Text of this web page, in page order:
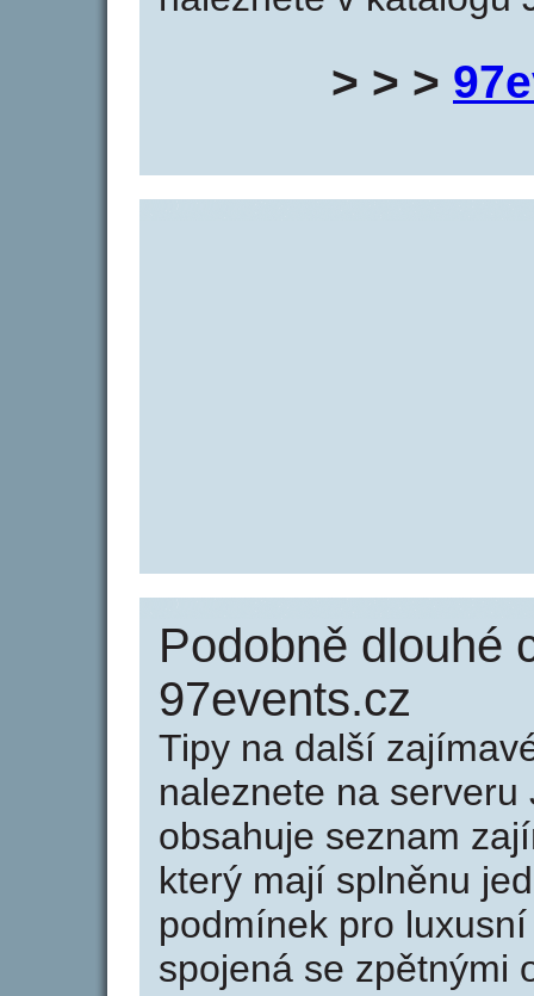
> > >
Podobně dlouhé
97events.cz
Tipy na další
naleznete na serveru
obsahuje seznam
který mají splněnu
podmínek pro
spojená se zpětnými